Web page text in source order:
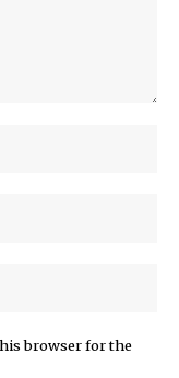
browser for the